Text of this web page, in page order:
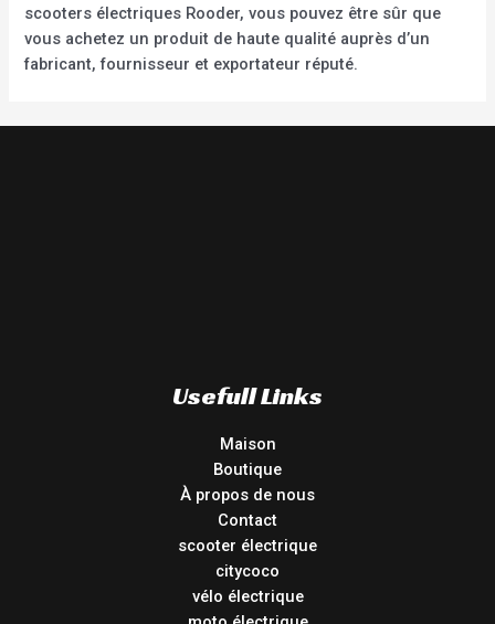
scooters électriques Rooder, vous pouvez être sûr que
vous achetez un produit de haute qualité auprès d’un
fabricant, fournisseur et exportateur réputé.
Usefull Links
Maison
Boutique
À propos de nous
Contact
scooter électrique
citycoco
vélo électrique